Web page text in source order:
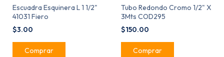
Escuadra Esquinera L 1 1/2"
41031 Fiero
$3.00
Tubo Redondo Cromo 1/2" X
3Mts COD295
$150.00